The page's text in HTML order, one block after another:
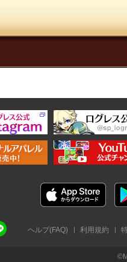
ヘルプ(FAQ) 利用規約